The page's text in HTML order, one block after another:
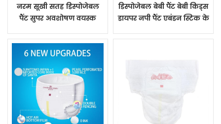
नरम सूखी सतह डिस्पोजेबल
पैंट सुपर अवशोषण वयस्क
डिस्पोजेबल बेबी पैंट बेबी किड्स
डायपर नपी पैंट एबंडन स्टिक के